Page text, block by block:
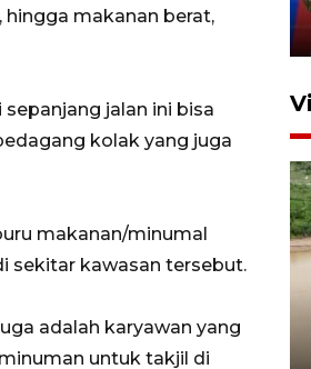
hingga makanan berat,
jalan ini bisa
kolak yang juga
makanan/minumal
sekitar kawasan tersebut.
adalah karyawan yang
untuk takjil di
Persebaya, striker
Sananta